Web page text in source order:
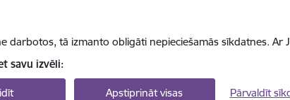
darbotos, tā izmanto obligāti nepieciešamās sīkdatnes.
savu izvēli:
Apstiprināt visas Pārvaldīt